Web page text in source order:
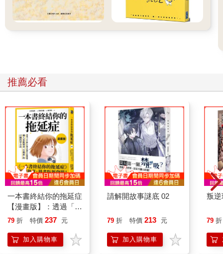
推薦必看
一本書終結你的拖延症
【漫畫版】：透過「小
行動」打開大腦的行動
「行動派」的37個科
學方法
79 折 特價 237 元
加入購物車
請解開故事謎底 02
79 折 特價 213 元
加入購物車
叛逆
79 折